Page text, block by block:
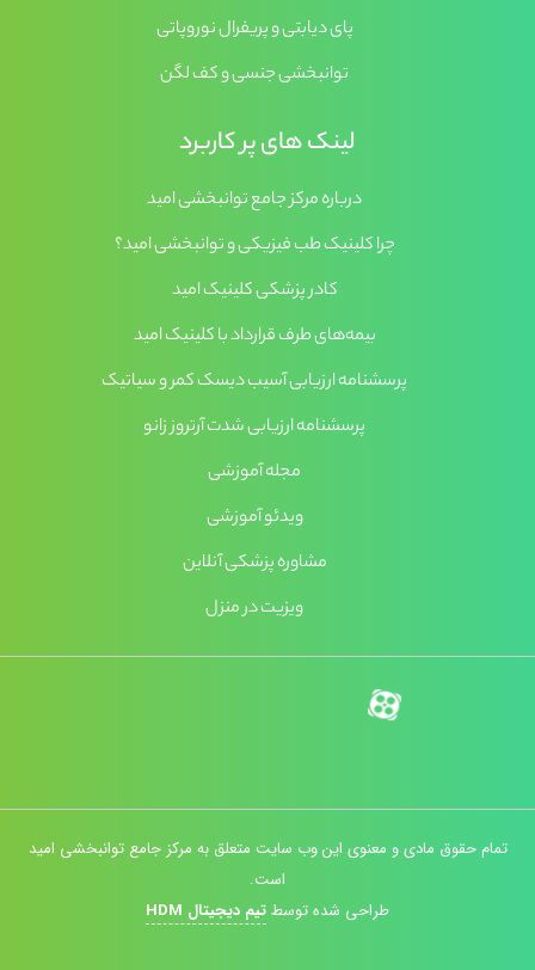
پای دیابتی و پریفرال نوروپاتی
توانبخشی جنسی و کف لگن
لینک های پر کاربرد
درباره مرکز جامع توانبخشی امید
چرا کلینیک طب فیزیکی و توانبخشی امید؟
کادر پزشکی کلینیک امید
بیمه‌های طرف قرارداد با کلینیک امید
پرسشنامه ارزیابی آسیب دیسک کمر و سیاتیک
پرسشنامه ارزیابی شدت آرتروز زانو
مجله آموزشی
ویدئو آموزشی
مشاوره پزشکی آنلاین
ویزیت در منزل
تمام حقوق مادی و معنوی این وب سایت متعلق به مرکز جامع توانبخشی امید
است.
طراحی شده توسطتیم دیجیتال HDM